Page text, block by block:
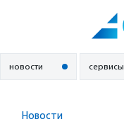
новости сервисы
Новости